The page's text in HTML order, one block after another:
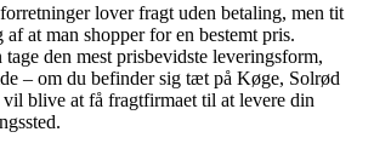
lover fragt uden betaling, men tit
at man shopper for en bestemt pris.
den mest prisbevidste leveringsform,
– om du befinder sig tæt på Køge, Solrød
blive at få fragtfirmaet til at levere din